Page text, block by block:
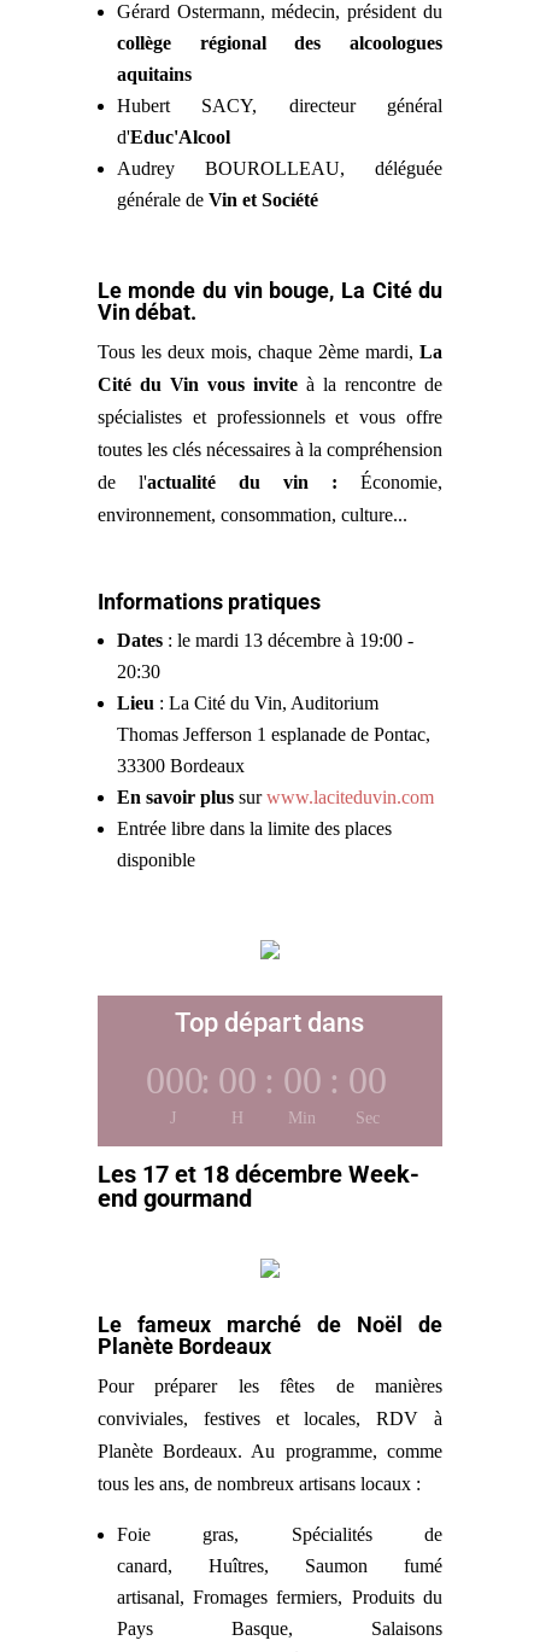
Gérard Ostermann, médecin, président du
collège régional des alcoologues
aquitains
Hubert SACY, directeur général
d'Educ'Alcool
Audrey BOUROLLEAU, déléguée
générale de Vin et Société
Le monde du vin bouge, La Cité du
Vin débat.
Tous les deux mois, chaque 2ème mardi,La
Cité du Vin vous invite à la rencontre de
spécialistes et professionnels et vous offre
toutes les clés nécessaires à la compréhension
de l'actualité du vin :Économie,
environnement, consom­mation, culture...
Informations pratiques
Dates: le mardi 13 décembre à 19:00 -
20:30
Lieu : La Cité du Vin, Auditorium
Thomas Jefferson 1 esplanade de Pontac,
33300 Bordeaux
En savoir plus sur www.laciteduvin.com
Entrée libre dans la limite des places
disponible
Top départ dans
000
J
: 00
H
: 00
Min
: 00
Sec
Les 17 et 18 décembre Week-
end gourmand
Le fameux marché de Noël de
Planète Bordeaux
Pour préparer les fêtes de manières
conviviales, festives et locales, RDV à
Planète Bordeaux. Au programme, comme
tous les ans, de nombreux artisans locaux :
Foie gras, Spécialités de
canard, Huîtres, Saumon fumé
artisanal, Fromages fermiers, Produits du
Pays Basque, Salaisons